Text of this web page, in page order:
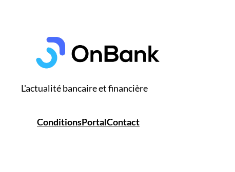
L'actualité bancaire et financière
ConditionsPortalContact